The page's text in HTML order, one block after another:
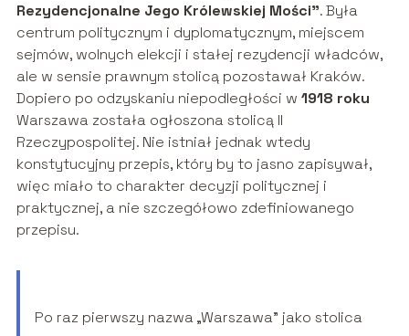
Rezydencjonalne Jego Królewskiej Mości”. Była
centrum politycznym i dyplomatycznym, miejscem
sejmów, wolnych elekcji i stałej rezydencji władców,
ale w sensie prawnym stolicą pozostawał Kraków.
Dopiero po odzyskaniu niepodległości w 1918 roku
Warszawa została ogłoszona stolicą II
Rzeczypospolitej. Nie istniał jednak wtedy
konstytucyjny przepis, który by to jasno zapisywał,
więc miało to charakter decyzji politycznej i
praktycznej, a nie szczegółowo zdefiniowanego
przepisu.
Po raz pierwszy nazwa „Warszawa” jako stolica